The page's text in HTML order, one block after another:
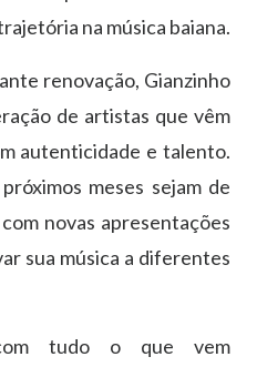
na música baiana.
renovação, Gianzinho
de artistas que vêm
autenticidade e talento.
meses sejam de
novas apresentações
sua música a diferentes
tudo o que vem